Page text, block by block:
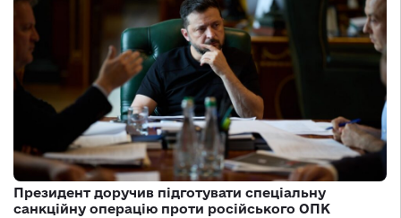
Президент доручив підготувати спеціальну
санкційну операцію проти російського ОПК